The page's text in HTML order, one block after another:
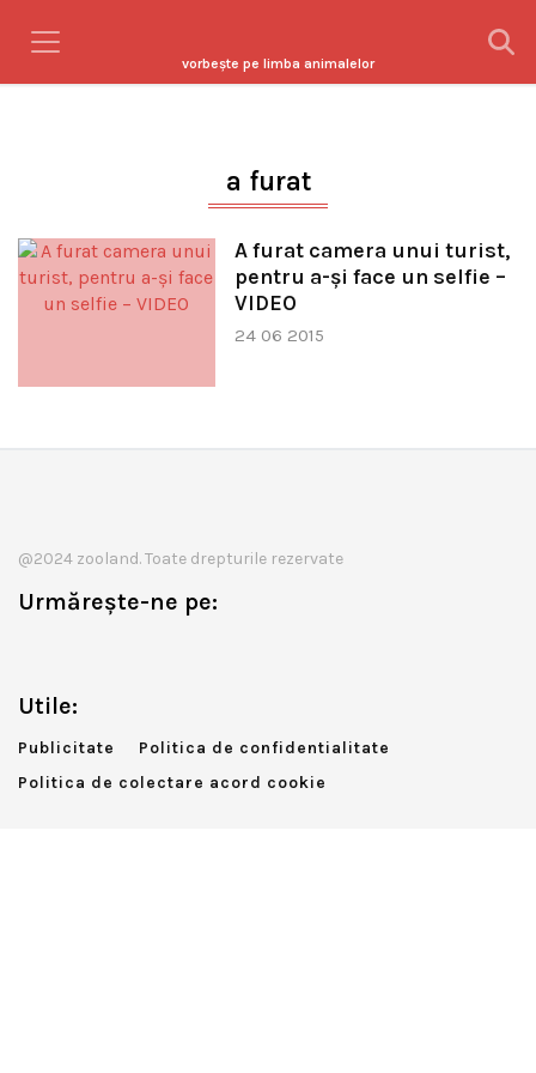
vorbeşte pe limba animalelor
a furat
A furat camera unui turist,
pentru a-și face un selfie –
VIDEO
24 06 2015
@2024 zooland. Toate drepturile rezervate
Urmărește-ne pe:
Utile:
Publicitate
Politica de confidentialitate
Politica de colectare acord cookie